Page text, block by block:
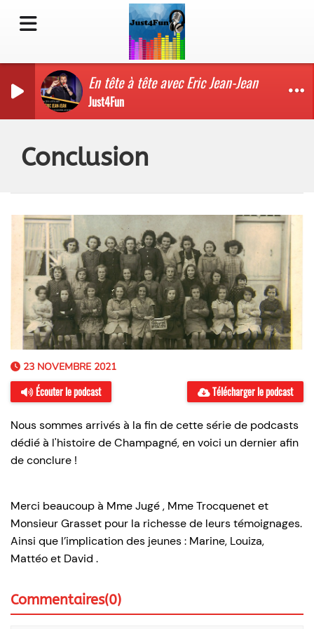
En tête à tête avec Eric Jean-Jean
Just4Fun
Conclusion
23 NOVEMBRE 2021
Écouter le podcast Télécharger le podcast
Nous sommes arrivés à la fin de cette série de podcasts
dédié à l'histoire de Champagné, en voici un dernier afin
de conclure !
Merci beaucoup à Mme Jugé , Mme Trocquenet et
Monsieur Grasset pour la richesse de leurs témoignages.
Ainsi que l’implication des jeunes : Marine, Louiza,
Mattéo et David .
Commentaires(0)